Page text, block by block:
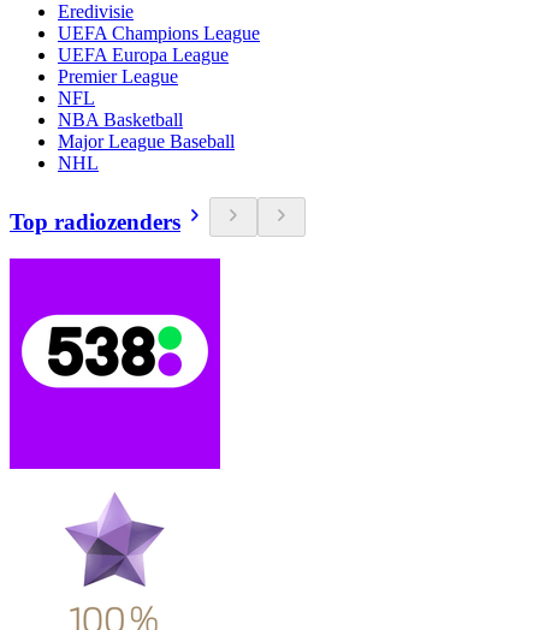
Eredivisie
UEFA Champions League
UEFA Europa League
Premier League
NFL
NBA Basketball
Major League Baseball
NHL
Top radiozenders